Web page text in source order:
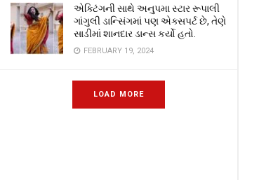
એક્ટિંગની સાથે અનુપમા સ્ટાર રૂપાલી
ગાંગુલી ડાન્સિંગમાં પણ એક્સપર્ટ છે, તેણે
સાડીમાં શાનદાર ડાન્સ કર્યો હતો.
FEBRUARY 19, 2024
LOAD MORE